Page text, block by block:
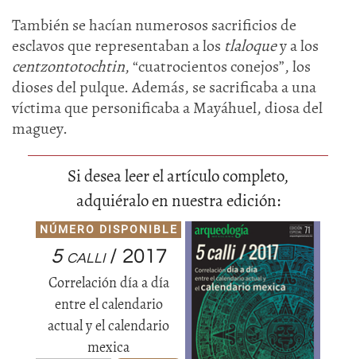
También se hacían numerosos sacrificios de
esclavos que representaban a los tlaloquey a los
centzontotochtin, “cuatrocientos conejos”, los
dioses del pulque. Además, se sacrificaba a una
víctima que personificaba a Mayáhuel, diosa del
maguey.
Si desea leer el artículo completo,
adquiéralo en nuestra edición:
NÚMERO DISPONIBLE
5 calli/ 2017
Correlación día a día
entre el calendario
actual y el calendario
mexica